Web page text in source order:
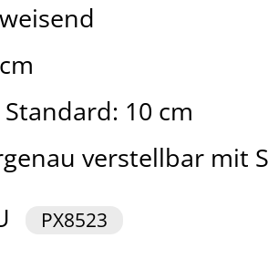
10 cm
verstellbar mit
PX8523